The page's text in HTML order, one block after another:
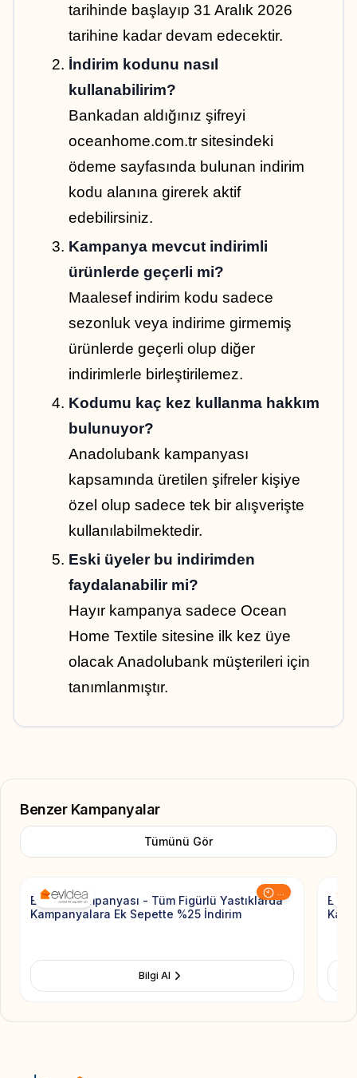
tarihinde başlayıp 31 Aralık 2026
tarihine kadar devam edecektir.
İndirim kodunu nasıl
kullanabilirim?
Bankadan aldığınız şifreyi
oceanhome.com.tr sitesindeki
ödeme sayfasında bulunan indirim
kodu alanına girerek aktif
edebilirsiniz.
Kampanya mevcut indirimli
ürünlerde geçerli mi?
Maalesef indirim kodu sadece
sezonluk veya indirime girmemiş
ürünlerde geçerli olup diğer
indirimlerle birleştirilemez.
Kodumu kaç kez kullanma hakkım
bulunuyor?
Anadolubank kampanyası
kapsamında üretilen şifreler kişiye
özel olup sadece tek bir alışverişte
kullanılabilmektedir.
Eski üyeler bu indirimden
faydalanabilir mi?
Hayır kampanya sadece Ocean
Home Textile sitesine ilk kez üye
olacak Anadolubank müşterileri için
tanımlanmıştır.
Benzer Kampanyalar
Tümünü Gör
...
Add to
Evidea Kampanyası - Tüm Figürlü Yastıklarda
Kampanyalara Ek Sepette %25 İndirim
Bilgi Al